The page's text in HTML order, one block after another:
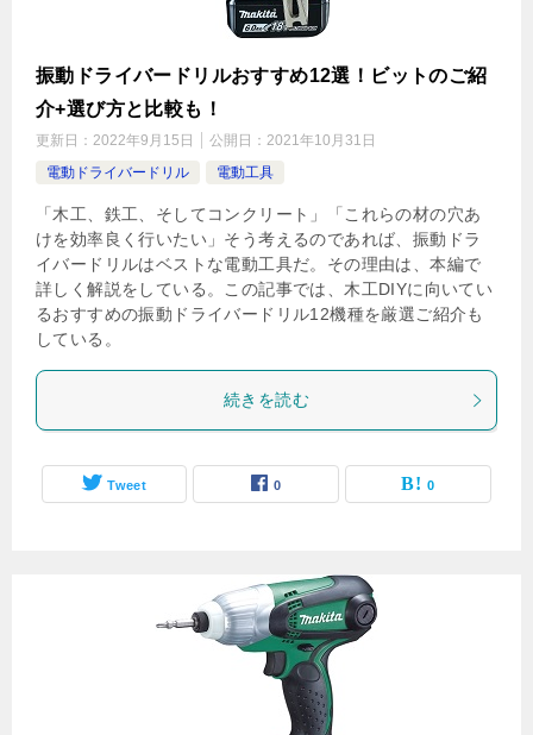
振動ドライバードリルおすすめ12選！ビットのご紹
介+選び方と比較も！
更新日： 2022年9月15日 公開日： 2021年10月31日
電動ドライバードリル
電動工具
「木工、鉄工、そしてコンクリート」「これらの材の穴あ
けを効率良く行いたい」そう考えるのであれば、振動ドラ
イバードリルはベストな電動工具だ。その理由は、本編で
詳しく解説をしている。この記事では、木工DIYに向いてい
るおすすめの振動ドライバードリル12機種を厳選ご紹介も
している。
続きを読む
Tweet 0 0